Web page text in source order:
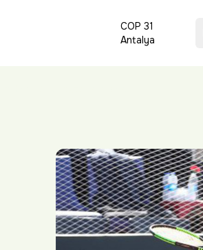
COP 31
Antalya